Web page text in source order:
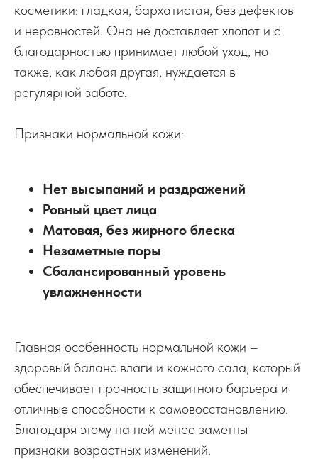
косметики: гладкая, бархатистая, без дефектов
и неровностей. Она не доставляет хлопот и с
благодарностью принимает любой уход, но
также, как любая другая, нуждается в
регулярной заботе.
Признаки нормальной кожи:
Нет высыпаний и раздражений
Ровный цвет лица
Матовая, без жирного блеска
Незаметные поры
Сбалансированный уровень
увлажненности
Главная особенность нормальной кожи –
здоровый баланс влаги и кожного сала, который
обеспечивает прочность защитного барьера и
отличные способности к самовосстановлению.
Благодаря этому на ней менее заметны
признаки возрастных изменений.